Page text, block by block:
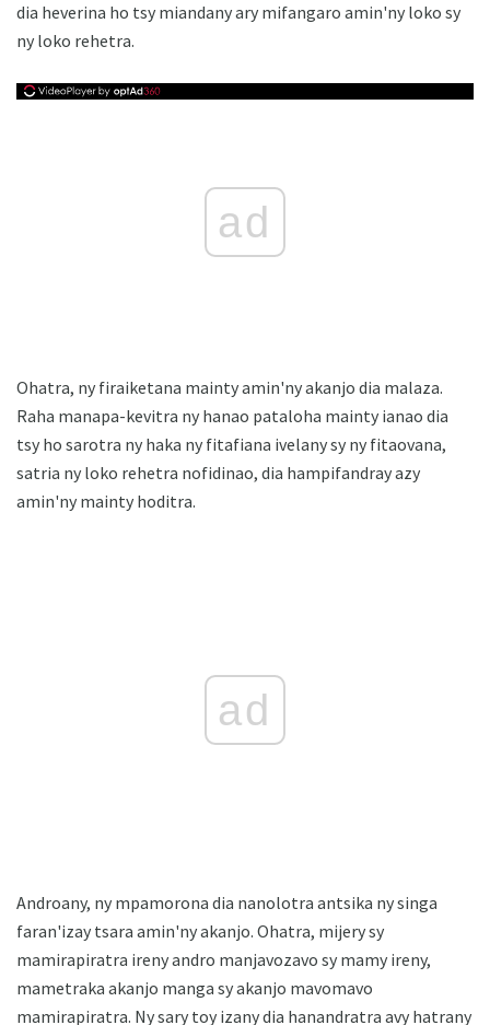
dia heverina ho tsy miandany ary mifangaro amin'ny loko sy
ny loko rehetra.
ad
Ohatra, ny firaiketana mainty amin'ny akanjo dia malaza.
Raha manapa-kevitra ny hanao pataloha mainty ianao dia
tsy ho sarotra ny haka ny fitafiana ivelany sy ny fitaovana,
satria ny loko rehetra nofidinao, dia hampifandray azy
amin'ny mainty hoditra.
ad
Androany, ny mpamorona dia nanolotra antsika ny singa
faran'izay tsara amin'ny akanjo. Ohatra, mijery sy
mamirapiratra ireny andro manjavozavo sy mamy ireny,
mametraka akanjo manga sy akanjo mavomavo
mamirapiratra. Ny sary toy izany dia hanandratra avy hatrany